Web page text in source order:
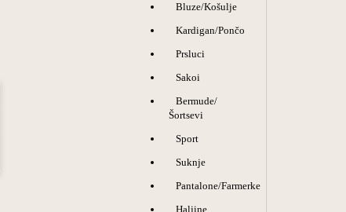
Bluze/Košulje
Kardigan/Pončo
Prsluci
Sakoi
Bermude/
Šortsevi
Sport
Suknje
Pantalone/Farmerke
Haljine